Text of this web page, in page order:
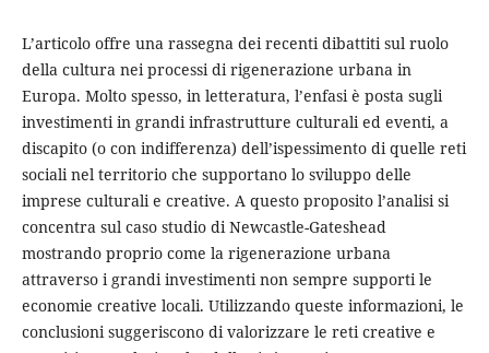
L’articolo offre una rassegna dei recenti dibattiti sul ruolo
della cultura nei processi di rigenerazione urbana in
Europa. Molto spesso, in letteratura, l’enfasi è posta sugli
investimenti in grandi infrastrutture culturali ed eventi, a
discapito (o con indifferenza) dell’ispessimento di quelle reti
sociali nel territorio che supportano lo sviluppo delle
imprese culturali e creative. A questo proposito l’analisi si
concentra sul caso studio di Newcastle-Gateshead
mostrando proprio come la rigenerazione urbana
attraverso i grandi investimenti non sempre supporti le
economie creative locali. Utilizzando queste informazioni, le
conclusioni suggeriscono di valorizzare le reti creative e